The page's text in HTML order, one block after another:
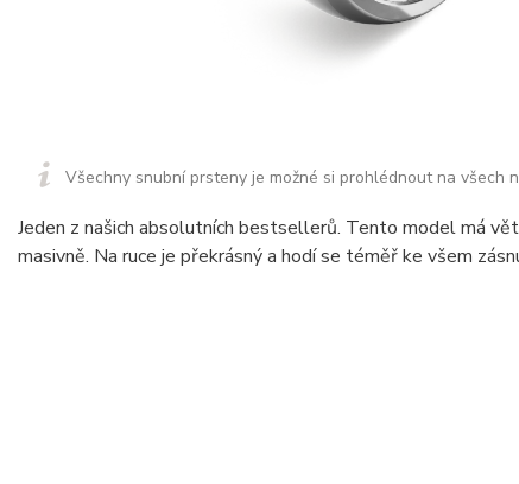
Všechny snubní prsteny je možné si prohlédnout na všech
Jeden z našich absolutních bestsellerů. Tento model má
masivně. Na ruce je překrásný a hodí se téměř ke všem